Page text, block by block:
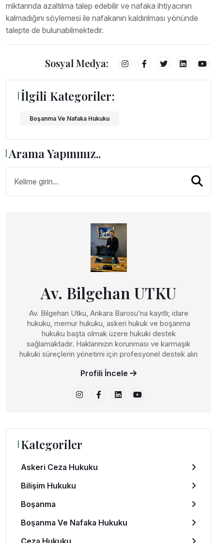
miktarında azaltılma talep edebilir ve nafaka ihtiyacının
kalmadığını söylemesi ile nafakanın kaldırılması yönünde
talepte de bulunabilmektedir.
Sosyal Medya:
İlgili Kategoriler:
Boşanma Ve Nafaka Hukuku
Arama Yapınınız..
Av. Bilgehan UTKU
Av. Bilgehan Utku, Ankara Barosu’na kayıtlı; idare
hukuku, memur hukuku, askeri hukuk ve boşanma
hukuku başta olmak üzere hukuki destek
sağlamaktadır. Haklarınızın korunması ve karmaşık
hukuki süreçlerin yönetimi için profesyonel destek alın
Profili İncele
Kategoriler
Askeri Ceza Hukuku
Bilişim Hukuku
Boşanma
Boşanma Ve Nafaka Hukuku
Ceza Hukuku